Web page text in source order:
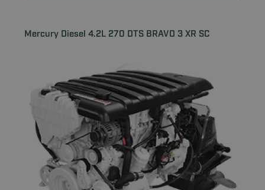
Mercury Diesel 4.2L 270 DTS BRAVO 3 XR SC